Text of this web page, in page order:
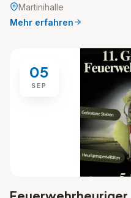
Martinihalle
Mehr erfahren
05
SEP